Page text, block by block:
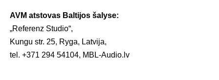
AVM atstovas Baltijos šalyse:
„Referenz Studio“,
Kungu str. 25, Ryga, Latvija,
tel. +371 294 54104, MBL-Audio.lv